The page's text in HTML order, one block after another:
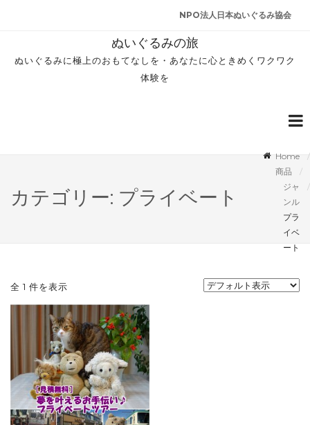
NPO法人日本ぬいぐるみ協会
ぬいぐるみの旅
ぬいぐるみに極上のおもてなしを・あなたに心ときめくワクワク
体験を
カテゴリー: プライベート
Home
商品
ジャ
ンル
プラ
イベ
ート
全 1 件を表示